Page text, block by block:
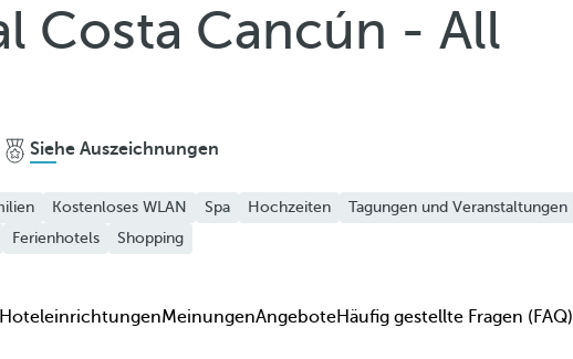
Costa Cancún - All
Siehe Auszeichnungen
Kostenloses WLAN Spa Hochzeiten
Tagungen und Veranstaltungen
Ferienhotels Shopping
HoteleinrichtungenMeinungenAngeboteHäufig gestellte Fragen (FAQ)